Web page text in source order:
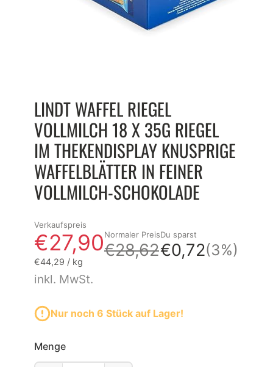
LINDT WAFFEL RIEGEL
VOLLMILCH 18 X 35G RIEGEL
IM THEKENDISPLAY KNUSPRIGE
WAFFELBLÄTTER IN FEINER
VOLLMILCH-SCHOKOLADE
Verkaufspreis
€27,90
Grundpreis
€44,29 / pro
kg
Normaler Preis
€28,62
Du sparst
€0,72(3%)
inkl. MwSt.
Nur noch 6 Stück auf Lager!
Menge